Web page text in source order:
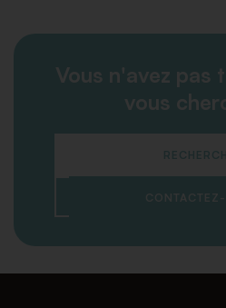
Vous n'avez pas
vous